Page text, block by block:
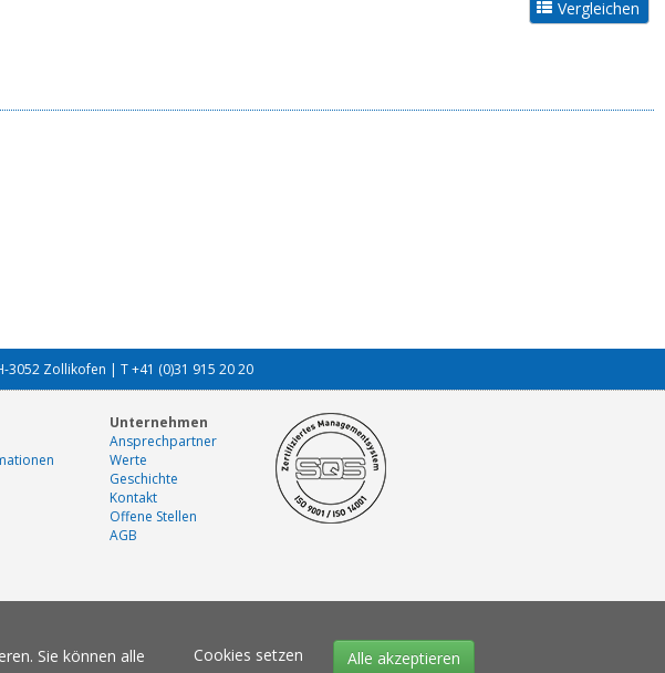
3052 Zollikofen | T +41 (0)31 915 20 20
Unternehmen
Ansprechpartner
Werte
Geschichte
Kontakt
Offene Stellen
AGB
Sie können alle
Cookies setzen Alle akzeptieren